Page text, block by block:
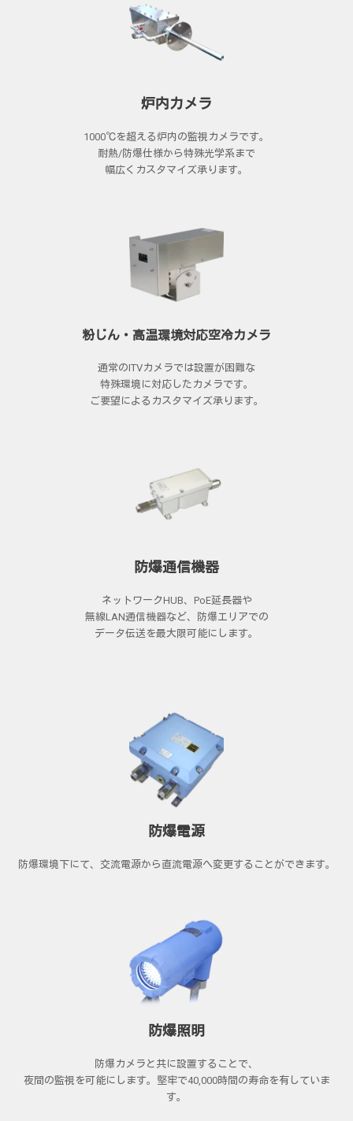
炉内カメラ
1000℃を超える炉内の監視カメラです。
耐熱/防爆仕様から特殊光学系まで
幅広くカスタマイズ承ります。
粉じん・高温環境対応空冷カメラ
通常のITVカメラでは設置が困難な
特殊環境に対応したカメラです。
ご要望によるカスタマイズ承ります。
防爆通信機器
ネットワークHUB、PoE延長器や
無線LAN通信機器など、防爆エリアでの
データ伝送を最大限可能にします。
防爆電源
防爆環境下にて、交流電源から直流電源へ変更することができます。
防爆照明
防爆カメラと共に設置することで、
夜間の監視を可能にします。堅牢で40,000時間の寿命を有していま
す。